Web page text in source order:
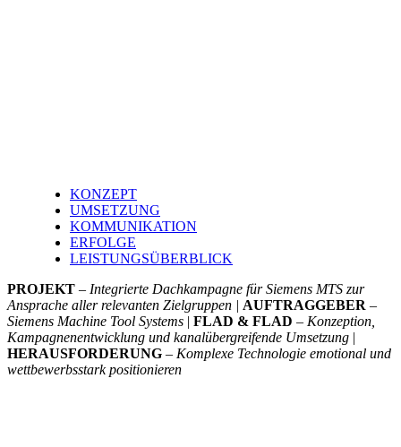
KONZEPT
UMSETZUNG
KOMMUNIKATION
ERFOLGE
LEISTUNGSÜBERBLICK
PROJEKT – Integrierte Dachkampagne für Siemens MTS zur
Ansprache aller relevanten Zielgruppen | AUFTRAGGEBER –
Siemens Machine Tool Systems | FLAD & FLAD – Konzeption,
Kampagnenentwicklung und kanalübergreifende Umsetzung |
HERAUSFORDERUNG – Komplexe Technologie emotional und
wettbewerbsstarkpositionieren